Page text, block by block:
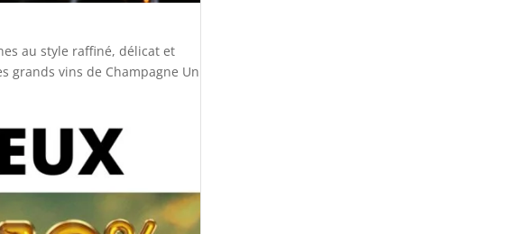
au style raffiné, délicat et
grands vins de Champagne Un